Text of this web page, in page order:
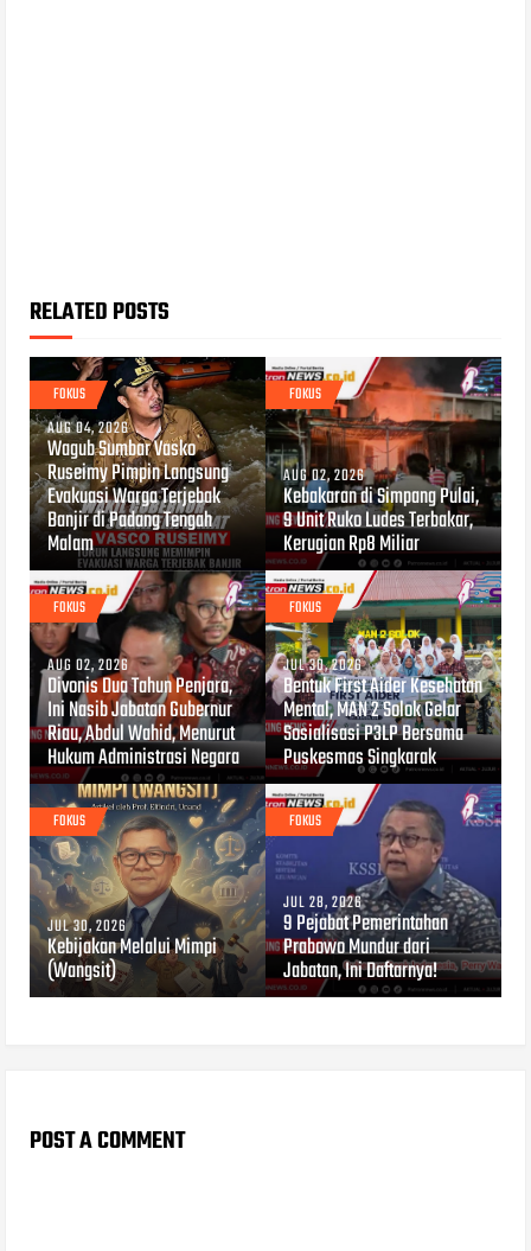
RELATED POSTS
FOKUS
AUG 04, 2026
Wagub Sumbar Vasko
Ruseimy Pimpin Langsung
Evakuasi Warga Terjebak
Banjir di Padang Tengah
Malam
FOKUS
AUG 02, 2026
Kebakaran di Simpang Pulai,
9 Unit Ruko Ludes Terbakar,
Kerugian Rp8 Miliar
FOKUS
AUG 02, 2026
Divonis Dua Tahun Penjara,
Ini Nasib Jabatan Gubernur
Riau, Abdul Wahid, Menurut
Hukum Administrasi Negara
FOKUS
JUL 30, 2026
Bentuk First Aider Kesehatan
Mental, MAN 2 Solok Gelar
Sosialisasi P3LP Bersama
Puskesmas Singkarak
FOKUS
JUL 30, 2026
Kebijakan Melalui Mimpi
(Wangsit)
FOKUS
JUL 28, 2026
9 Pejabat Pemerintahan
Prabowo Mundur dari
Jabatan, Ini Daftarnya!
POST A COMMENT